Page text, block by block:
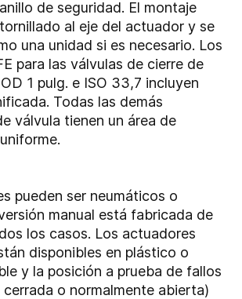
de seguridad. El montaje
al eje del actuador y se
una unidad si es necesario. Los
para las válvulas de cierre de
1 pulg. e ISO 33,7 incluyen
Todas las demás
válvula tienen un área de
pueden ser neumáticos o
manual está fabricada de
los casos. Los actuadores
disponibles en plástico o
y la posición a prueba de fallos
cerrada o normalmente abierta)